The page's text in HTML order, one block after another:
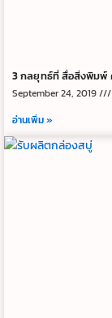
3 กลยุทธ์ที่ สื่อสิ่งพิมพ์
September 24, 2019
อ่านเพิ่ม »